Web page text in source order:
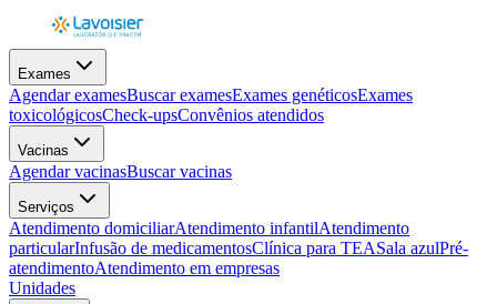
Exames
Agendar examesBuscar examesExames genéticosExames
toxicológicosCheck-upsConvênios atendidos
Vacinas
Agendar vacinasBuscar vacinas
Serviços
Atendimento domiciliarAtendimento infantilAtendimento
particularInfusão de medicamentosClínica para TEASala azulPré-
atendimentoAtendimento em empresas
Unidades